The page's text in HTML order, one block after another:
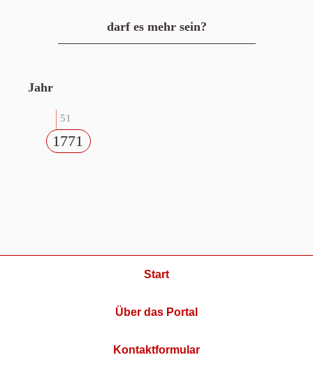
darf es mehr sein?
Jahr
51
1771
Start
Über das Portal
Kontaktformular